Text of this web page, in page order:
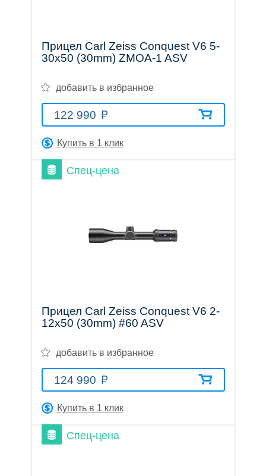
Прицел Carl Zeiss Conquest V6 5-
30x50 (30mm) ZMOA-1 ASV
добавить в избранное
122 990
Купить в 1 клик
Спец-цена
Прицел Carl Zeiss Conquest V6 2-
12x50 (30mm) #60 ASV
добавить в избранное
124 990
Купить в 1 клик
Спец-цена